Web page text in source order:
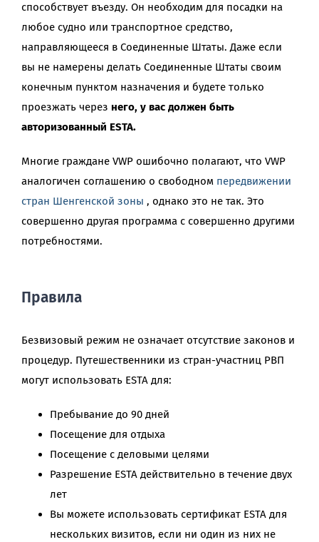
способствует въезду. Он необходим для посадки на
любое судно или транспортное средство,
направляющееся в Соединенные Штаты. Даже если
вы не намерены делать Соединенные Штаты своим
конечным пунктом назначения и будете только
проезжать через него, у вас должен быть
авторизованный ESTA.
Многие граждане VWP ошибочно полагают, что VWP
аналогичен соглашению о свободном передвижении
стран Шенгенской зоны , однако это не так. Это
совершенно другая программа с совершенно другими
потребностями.
Правила
Безвизовый режим не означает отсутствие законов и
процедур. Путешественники из стран-участниц РВП
могут использовать ESTA для:
Пребывание до 90 дней
Посещение для отдыха
Посещение с деловыми целями
Разрешение ESTA действительно в течение двух
лет
Вы можете использовать сертификат ESTA для
нескольких визитов, если ни один из них не